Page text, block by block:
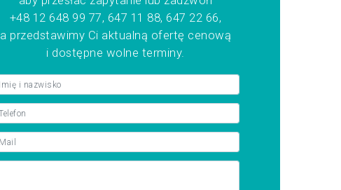
+48 12 648 99 77, 647 11 88, 647 22 66,
a przedstawimy Ci aktualną ofertę cenową
i dostępne wolne terminy.